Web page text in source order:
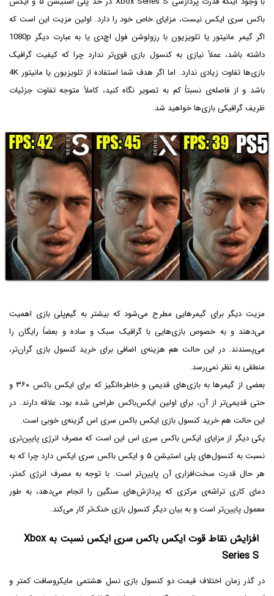
باکس سری ایکس نیست، مزایای خاص خود را دارد. اولین مزیت این است که
اگر گیمر مانیتور یا تلویزیون با رزولوشن فول اچ‌دی یا به عبارت دیگر 1080p
داشته باشد، عملاً نیازی به کنسول بازی قوی‌تر ندارد چرا که کیفیت گرافیک
بازی‌ها تفاوت زیادی ندارد. اما اگر هدف شما استفاده از تلویزیون یا مانیتور 4K
باشد و از فاصله‌ی نسبتاً کم به تصویر نگاه کنید، کاملاً متوجه تفاوت جزئیات
ظریف گرافیکی بازی‌ها خواهید شد.
مزیت دیگر برای گیمرهایی مطرح می‌شود که بیشتر به گیم‌پلی بازی اهمیت
می‌دهند و به خصوص بازی‌هایی با گرافیک سبک و ساده و بعضاً رایگان را
می‌پسندند. در این حالت هم هزینه‌ی اضافی برای خرید کنسول بازی گران‌تر،
منطقی به نظر نمی‌رسد.
بعضی از گیمرها به بازی‌های قدیمی و خاطره‌انگیز که برای ایکس باکس ۳۶۰ و
حتی قدیمی‌تر از آن، برای اولین ایکس‌باکس طراحی شده بود، علاقه دارند. در
این حالت هم خرید کنسول بازی ایکس باکس سری اس گزینه‌ی خوبی است.
یکی دیگر از مزایای ایکس باکس سری اس این است که مصرف انرژی پایین‌تری
نسبت به کنسول‌های پلی استیشن ۵ و ایکس باکس سری ایکس دارد چرا که به
هر حال قدرت سخت‌افزاری آن پایین‌تر است. با توجه به مصرف انرژی کمتر،
دمای کاری تراشه‌ی مرکزی که پردازش‌های سنگین را انجام می‌دهد، به طور
معمول پایین‌تر است و به بیان دیگر کنسول بازی خنک‌تر کار می‌کند.
افزایش نقاط قوت ایکس باکس سری ایکس نسبت به Xbox
Series S
در گذر زمان اختلاف قیمت دو کنسول بازی نسل هشتمی مایکروسافت کمتر و